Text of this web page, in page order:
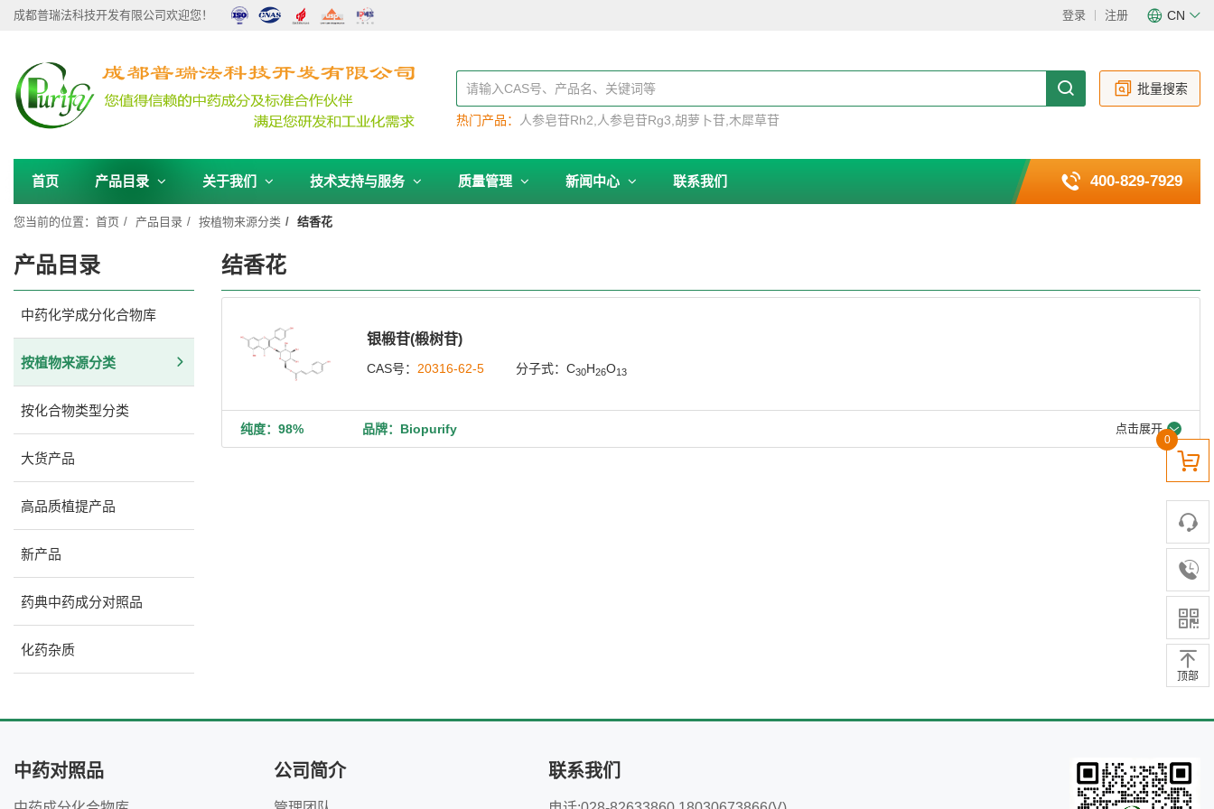
成都普瑞法科技开发有限公司欢迎您！ 登录 注册 CN
EN
热门产品： 人参皂苷Rh2 人参皂苷Rg3 胡萝卜苷 木犀草苷
批量搜索
首页 产品目录 关于我们 技术支持与服务 质量管理 新闻中心 联系我们 400-829-7929
您当前的位置： 首页 产品目录 按植物来源分类 结香花
产品目录
中药化学成分化合物库
按植物来源分类
按化合物类型分类
大货产品
高品质植提产品
新产品
药典中药成分对照品
化药杂质
结香花
银椴苷(椴树苷)
CAS号： 20316-62-5 分子式：C30H26O13
纯度：98% 品牌：Biopurify 点击展开
中药对照品 公司简介 联系我们
0
顶部